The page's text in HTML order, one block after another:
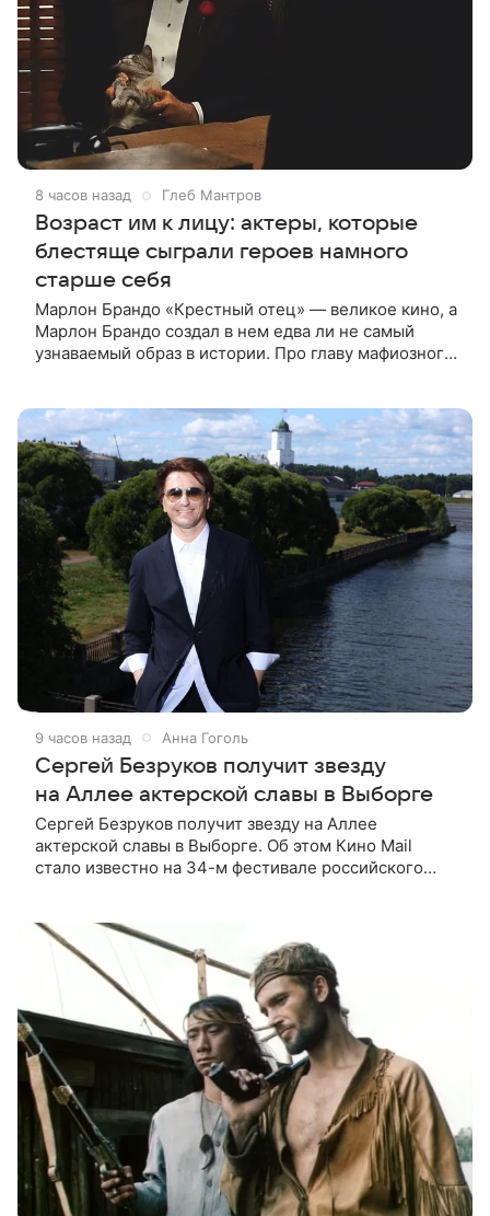
8 часов назад Глеб Мантров
Возраст им к лицу: актеры, которые
блестяще сыграли героев намного
старше себя
Марлон Брандо «Крестный отец» — великое кино, а
Марлон Брандо создал в нем едва ли не самый
узнаваемый образ в истории. Про главу мафиозного
9 часов назад Анна Гоголь
Сергей Безруков получит звезду
на Аллее актерской славы в Выборге
Сергей Безруков получит звезду на Аллее
актерской славы в Выборге. Об этом Кино Mail
стало известно на 34-м фестивале российского